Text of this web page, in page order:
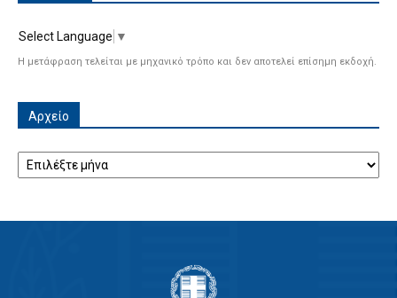
Select Language ▼
Η μετάφραση τελείται με μηχανικό τρόπο και δεν αποτελεί επίσημη εκδοχή.
Αρχείο